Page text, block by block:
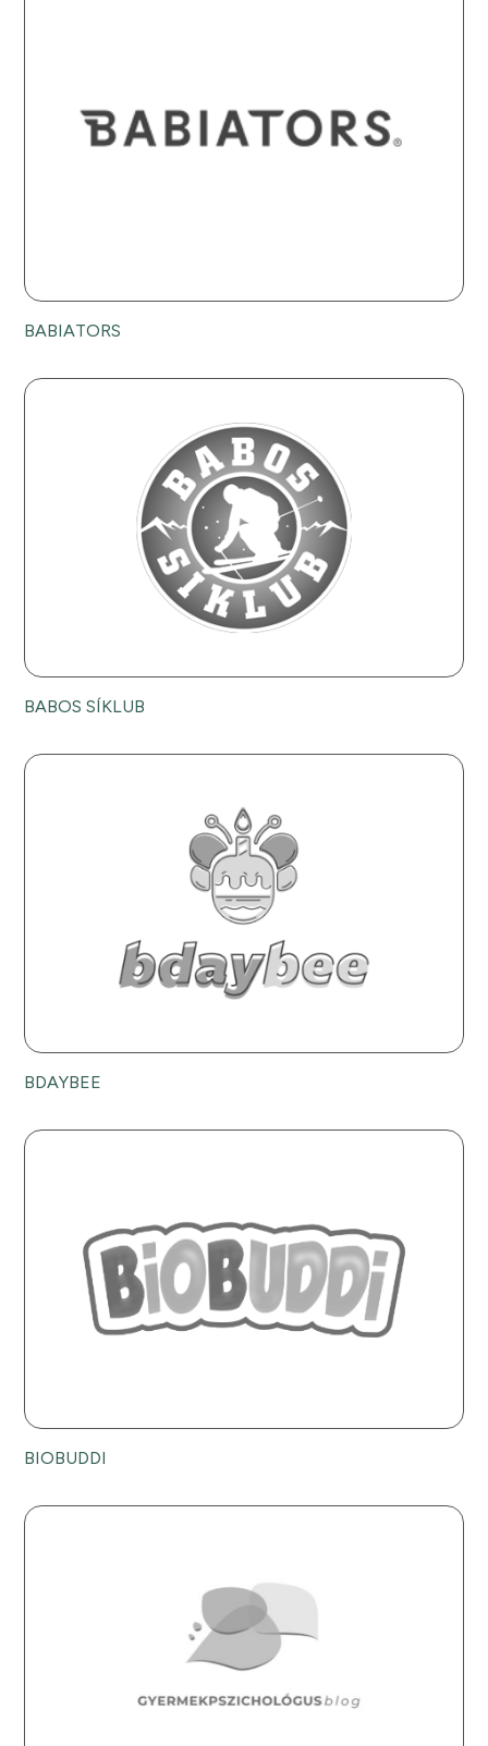
BABIATORS
BABOS SÍKLUB
BDAYBEE
BIOBUDDI